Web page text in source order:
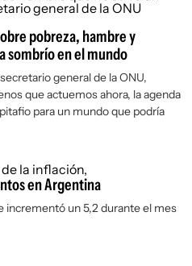
pobreza, hambre y
sombrío en el mundo
general de la ONU,
que actuemos ahora, la agenda
para un mundo que podría
en Argentina
incrementó un 5,2 durante el mes